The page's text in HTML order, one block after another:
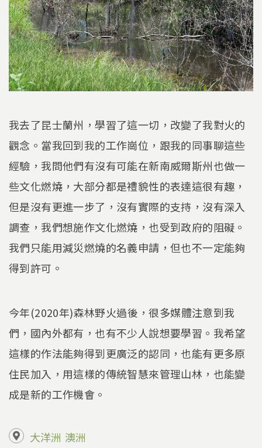
我去了昆士蘭州，學習了這一切，改變了我對火的
觀念。當我回到我的工作崗位，跟我的同事聊這些
經驗，我問他們有沒有可能在新南威爾斯州也做一
些文化燃燒，大部分都是禮貌性的表達這很有趣，
但是沒有更進一步了，沒有實際的支持，沒有深入
調查，我們想施作文化燃燒，也受到政府的阻礙。
我們只能用減災燃燒的名義申請，但也不一定能夠
得到許可。
今年(2020年)森林野火過後，很多媒體注意到我
們，國內外都有，也有不少人說想要學習。我希望
這樣的作法能夠得到更廣泛的認同，也能有更多原
住民加入，用這樣的傳統智慧來管理山林，也能變
成是新的工作機會。
大洋洲 澳洲